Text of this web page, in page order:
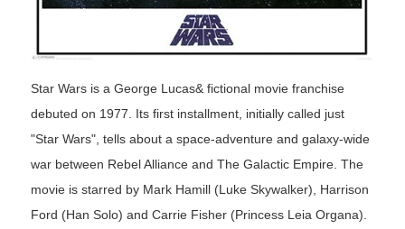
Star Wars is a George Lucas& fictional movie franchise
debuted on 1977. Its first installment, initially called just
"Star Wars", tells about a space-adventure and galaxy-wide
war between Rebel Alliance and The Galactic Empire. The
movie is starred by Mark Hamill (Luke Skywalker), Harrison
Ford (Han Solo) and Carrie Fisher (Princess Leia Organa).